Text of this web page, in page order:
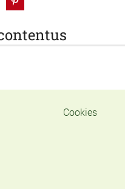
Cookies